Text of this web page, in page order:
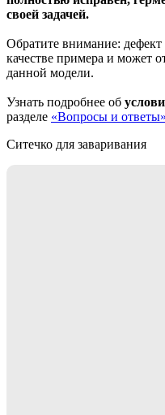
своей задачей.
Обратите внимание:
качестве примера и может
данной модели.
Узнать подробнее об
разделе «Вопросы и ответы»
Ситечко для заваривания